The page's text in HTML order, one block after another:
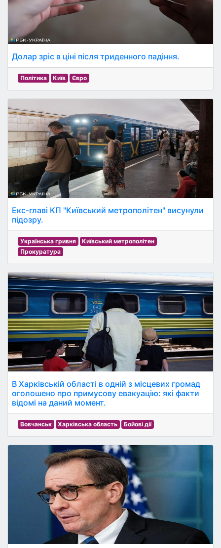
Долар зріс в ціні після триденного падіння.
Політика Київ Євро
Екс-главі КП "Київський метрополітен" висунули
підозру.
Українська гривня
Київський метрополітен
Прокуратура
В Харківській області в одній з місцевих громад
оголошено про примусову евакуацію: які факти
відомі на даний момент.
Вовчанськ Харківська область Бойові дії